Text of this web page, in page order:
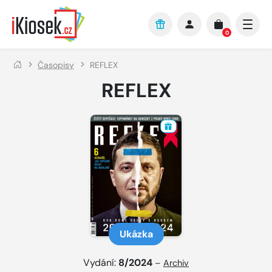
Přejít na hlavní obsah
0
Časopisy REFLEX
REFLEX
Ukázka
Vydání: 8/2024 – Archiv